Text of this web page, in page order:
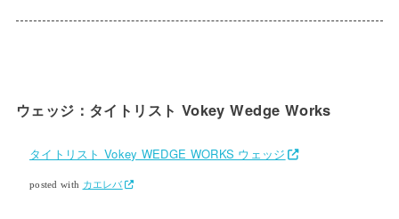
ウェッジ：タイトリスト Vokey Wedge Works
タイトリスト Vokey WEDGE WORKS ウェッジ
posted with カエレバ